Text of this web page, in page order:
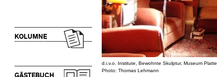
KOLUMNE
GÄSTEBUCH
d.i.v.o. Institute, Bewohnte Skulptur, Museum
Photo: Thomas Lehmann